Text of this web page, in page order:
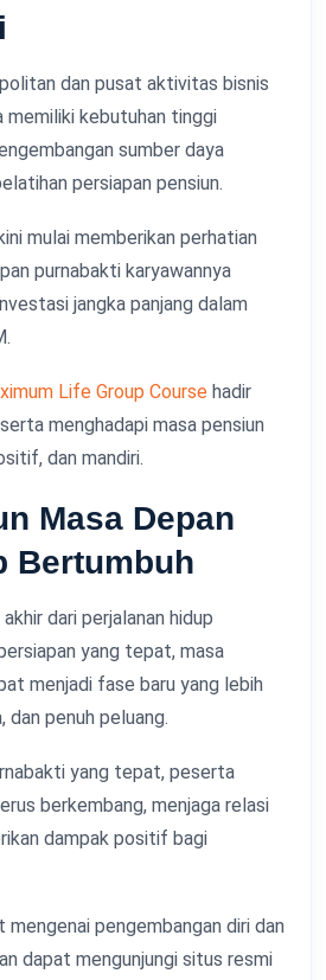
dan pusat aktivitas bisnis
memiliki kebutuhan tinggi
sumber daya
persiapan pensiun.
mulai memberikan perhatian
purnabakti karyawannya
jangka panjang dalam
Life Group Course hadir
menghadapi masa pensiun
dan mandiri.
Masa Depan
Bertumbuh
dari perjalanan hidup
yang tepat, masa
menjadi fase baru yang lebih
dan penuh peluang.
yang tepat, peserta
berkembang, menjaga relasi
dampak positif bagi
mengenai pengembangan diri dan
dapat mengunjungi situs resmi